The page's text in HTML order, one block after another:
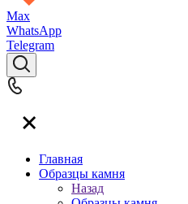
Max
WhatsApp
Telegram
Главная
Образцы камня
Назад